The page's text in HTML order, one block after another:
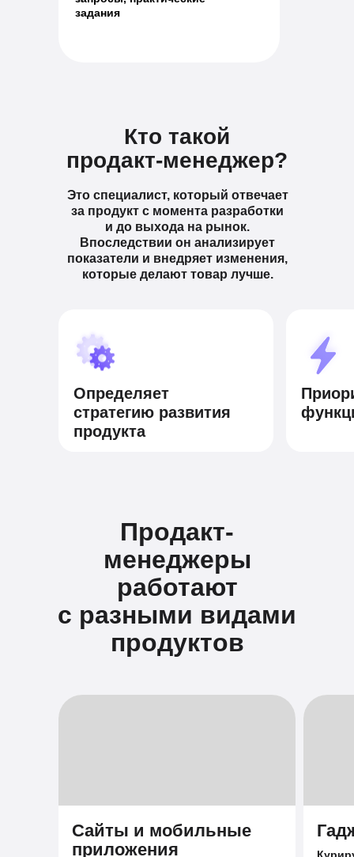
задания
Кто такой
продакт-менеджер?
Это специалист, который отвечает
за продукт с момента разработки
и до выхода на рынок.
Впоследствии он анализирует
показатели и внедряет изменения,
которые делают товар лучше.
Определяет
стратегию развития
продукта
Продакт-
менеджеры
работают
с разными видами
продуктов
Сайты и мобильные
приложения